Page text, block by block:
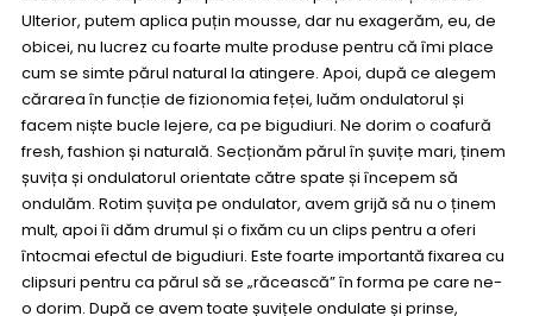
Ulterior, putem aplica puțin mousse, dar nu exagerăm, eu, de
obicei, nu lucrez cu foarte multe produse pentru că îmi place
cum se simte părul natural la atingere. Apoi, după ce alegem
cărarea în funcție de fizionomia feței, luăm ondulatorul și
facem niște bucle lejere, ca pe bigudiuri. Ne dorim o coafură
fresh, fashion și naturală. Secționăm părul în șuvițe mari, ținem
șuvița și ondulatorul orientate către spate și începem să
ondulăm. Rotim șuvița pe ondulator, avem grijă să nu o ținem
mult, apoi îi dăm drumul și o fixăm cu un clips pentru a oferi
întocmai efectul de bigudiuri. Este foarte importantă fixarea cu
clipsuri pentru ca părul să se „răcească” în forma pe care ne-
o dorim. După ce avem toate șuvițele ondulate și prinse,